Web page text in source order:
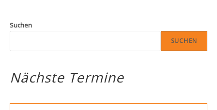
Suchen
SUCHEN
Nächste Termine